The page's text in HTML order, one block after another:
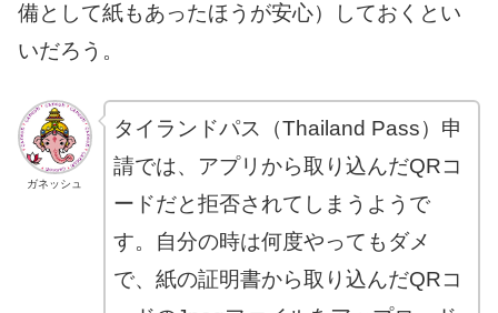
備として紙もあったほうが安心）しておくとい
いだろう。
ガネッシュ
タイランドパス（Thailand Pass）申
請では、アプリから取り込んだQRコ
ードだと拒否されてしまうようで
す。自分の時は何度やってもダメ
で、紙の証明書から取り込んだQRコ